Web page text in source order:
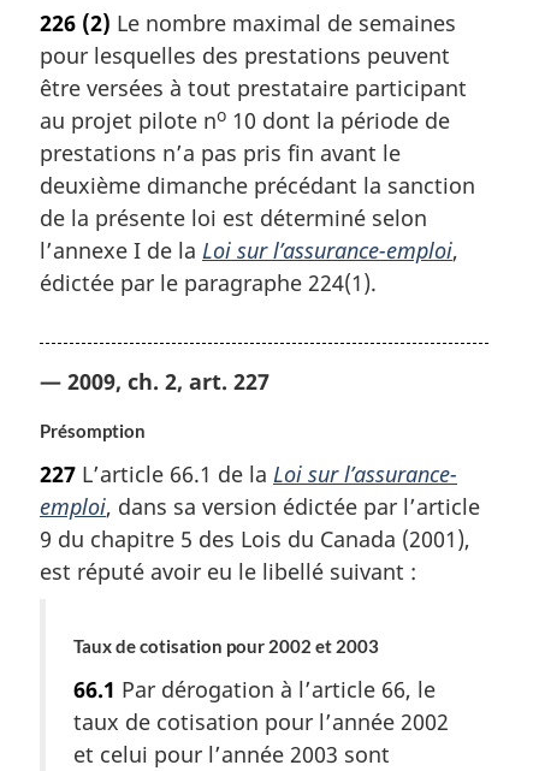
226 (2) Le nombre maximal de semaines
pour lesquelles des prestations peuvent
être versées à tout prestataire participant
au projet pilote no 10 dont la période de
prestations n’a pas pris fin avant le
deuxième dimanche précédant la sanction
de la présente loi est déterminé selon
l’annexe I de la Loi sur l’assurance-emploi,
édictée par le paragraphe 224(1).
— 2009, ch. 2, art. 227
Présomption
227 L’article 66.1 de la Loi sur l’assurance-
emploi, dans sa version édictée par l’article
9 du chapitre 5 des Lois du Canada (2001),
est réputé avoir eu le libellé suivant :
Taux de cotisation pour 2002 et 2003
66.1 Par dérogation à l’article 66, le
taux de cotisation pour l’année 2002
et celui pour l’année 2003 sont